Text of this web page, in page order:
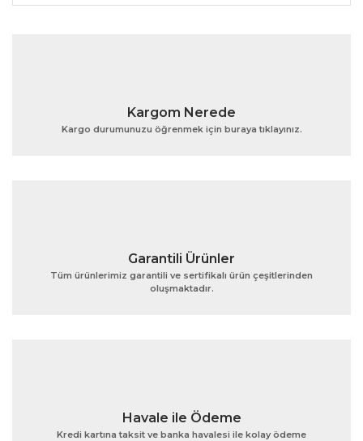
Bu ürünün fiyat bilgisi, resim, ürün açıklamalarında ve
Ürün açıklamasında eksik bilgiler bulunuyor.
Gönder
Kargom Nerede
Kargo durumunuzu öğrenmek için buraya tıklayınız.
Garantili Ürünler
Tüm ürünlerimiz garantili ve sertifikalı ürün çeşitlerinden
oluşmaktadır.
Havale ile Ödeme
Kredi kartına taksit ve banka havalesi ile kolay ödeme